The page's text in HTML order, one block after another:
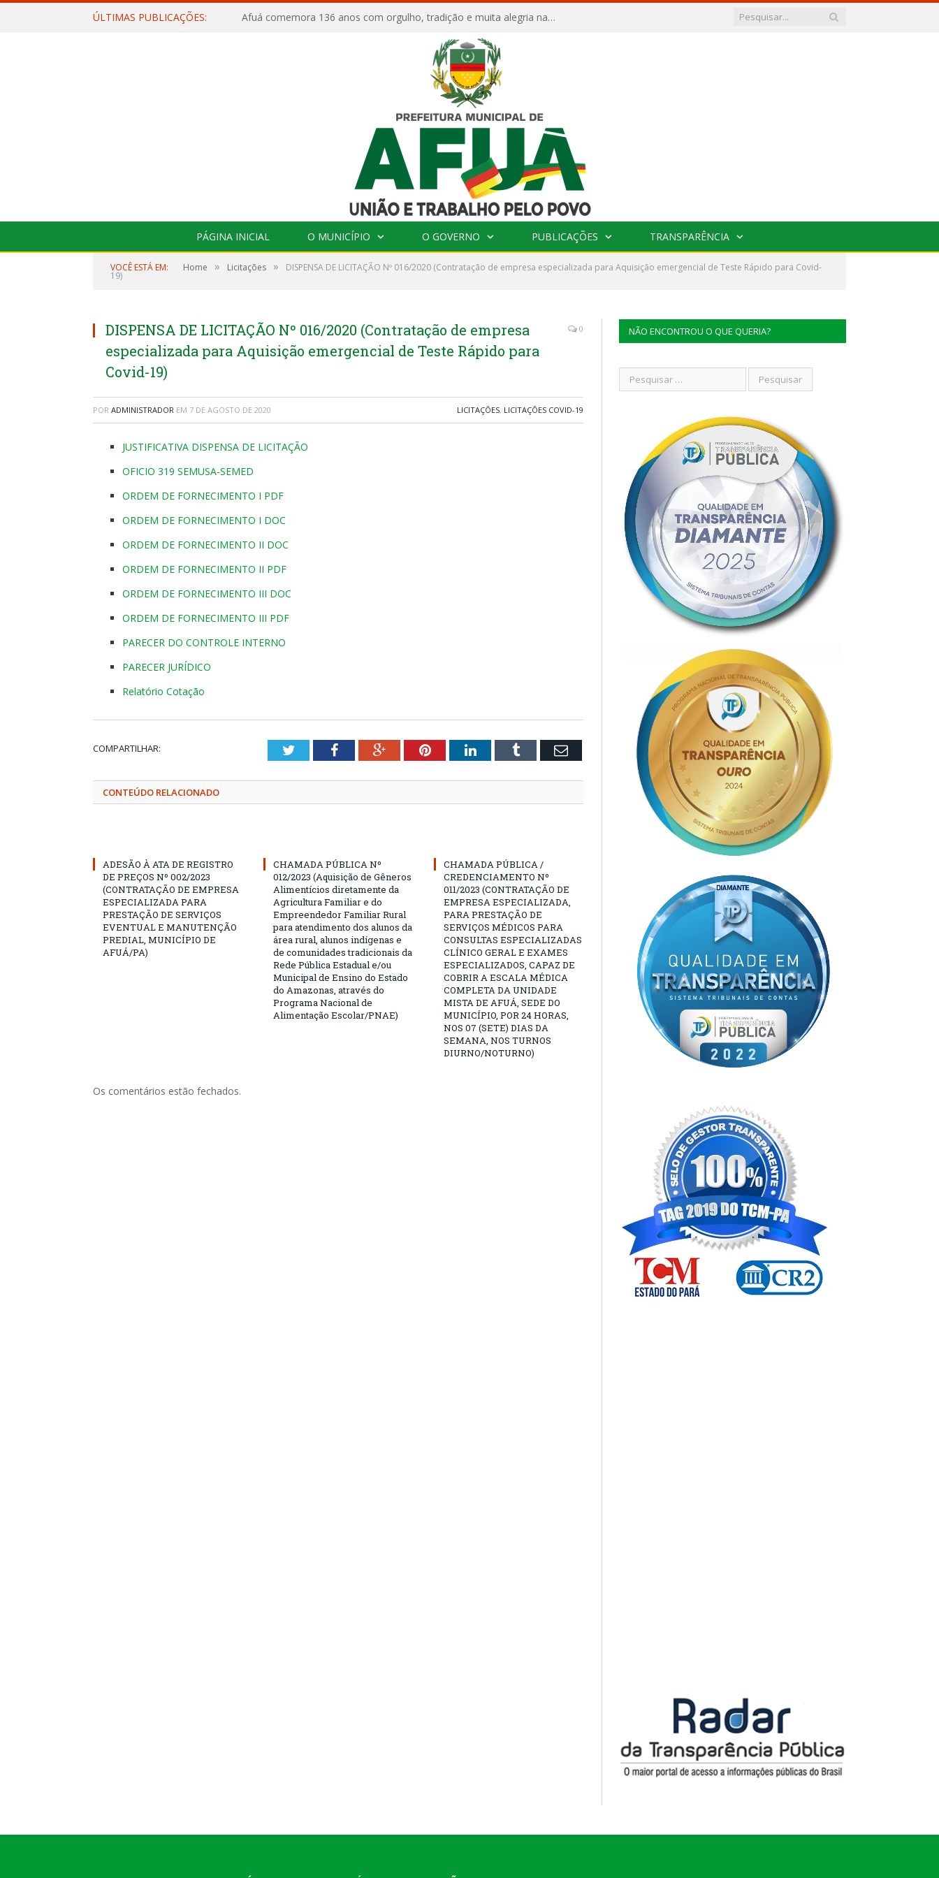
ÚLTIMAS PUBLICAÇÕES: Afuá comemora 136 anos com orgulho, tradição e muita alegria na Quadra Dr. Nelson Salomão
PÁGINA INICIAL O MUNICÍPIO O GOVERNO PUBLICAÇÕES TRANSPARÊNCIA
VOCÊ ESTÁ EM: Home » Licitações » DISPENSA DE LICITAÇÃO Nº 016/2020 (Contratação de empresa especializada para Aquisição emergencial de Teste Rápido para Covid-
19)
DISPENSA DE LICITAÇÃO Nº 016/2020 (Contratação de empresa
especializada para Aquisição emergencial de Teste Rápido para
Covid-19)
0
POR ADMINISTRADOR EM 7 DE AGOSTO DE 2020 LICITAÇÕES, LICITAÇÕES COVID-19
JUSTIFICATIVA DISPENSA DE LICITAÇÃO
OFICIO 319 SEMUSA-SEMED
ORDEM DE FORNECIMENTO I PDF
ORDEM DE FORNECIMENTO I DOC
ORDEM DE FORNECIMENTO II DOC
ORDEM DE FORNECIMENTO II PDF
ORDEM DE FORNECIMENTO III DOC
ORDEM DE FORNECIMENTO III PDF
PARECER DO CONTROLE INTERNO
PARECER JURÍDICO
Relatório Cotação
COMPARTILHAR: TwitterFacebookGoogle+PinterestLinkedInTumblr Email
CONTEÚDO RELACIONADO
ADESÃO À ATA DE REGISTRO
DE PREÇOS Nº 002/2023
(CONTRATAÇÃO DE EMPRESA
ESPECIALIZADA PARA
PRESTAÇÃO DE SERVIÇOS
EVENTUAL E MANUTENÇÃO
PREDIAL, MUNICÍPIO DE
AFUÁ/PA)
CHAMADA PÚBLICA Nº
012/2023 (Aquisição de Gêneros
Alimentícios diretamente da
Agricultura Familiar e do
Empreendedor Familiar Rural
para atendimento dos alunos da
área rural, alunos indígenas e
de comunidades tradicionais da
Rede Pública Estadual e/ou
Municipal de Ensino do Estado
do Amazonas, através do
Programa Nacional de
Alimentação Escolar/PNAE)
CHAMADA PÚBLICA /
CREDENCIAMENTO Nº
011/2023 (CONTRATAÇÃO DE
EMPRESA ESPECIALIZADA,
PARA PRESTAÇÃO DE
SERVIÇOS MÉDICOS PARA
CONSULTAS ESPECIALIZADAS
CLÍNICO GERAL E EXAMES
ESPECIALIZADOS, CAPAZ DE
COBRIR A ESCALA MÉDICA
COMPLETA DA UNIDADE
MISTA DE AFUÁ, SEDE DO
MUNICÍPIO, POR 24 HORAS,
NOS 07 (SETE) DIAS DA
SEMANA, NOS TURNOS
DIURNO/NOTURNO)
Os comentários estão fechados.
NÃO ENCONTROU O QUE QUERIA?